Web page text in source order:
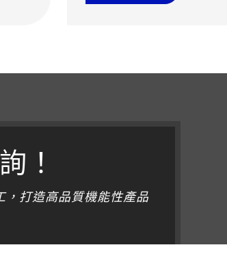
！
，打造高品質機能性產品